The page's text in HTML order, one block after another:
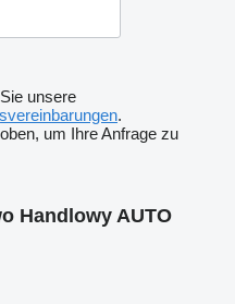
unsere
.
um Ihre Anfrage zu
Handlowy AUTO